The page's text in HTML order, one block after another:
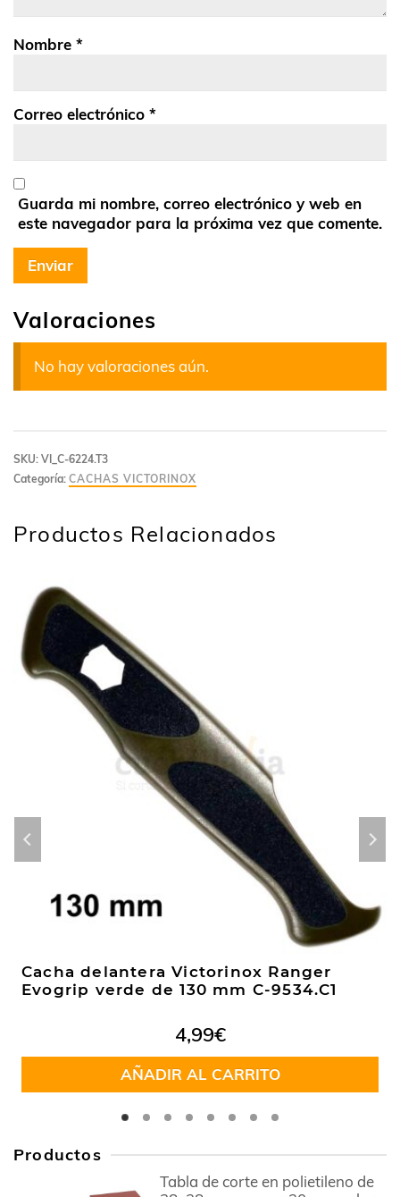
Valoraciones
No hay valoraciones aún.
Nombre *
Correo electrónico *
Guarda mi nombre, correo electrónico y web en
este navegador para la próxima vez que comente.
SKU: VI_C-6224.T3
Categoría: CACHAS VICTORINOX
Productos Relacionados
Cacha delantera Victorinox Ranger
Evogrip verde de 130 mm C-9534.C1
4,99€
AÑADIR AL CARRITO
Productos
Tabla de corte en polietileno de